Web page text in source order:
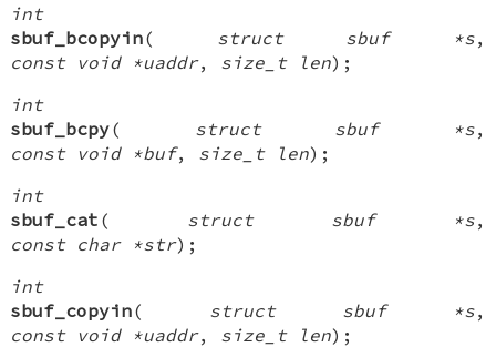
int
sbuf_bcopyin( struct sbuf *s,
const void *uaddr, size_t len);
int
sbuf_bcpy( struct sbuf *s,
const void *buf, size_t len);
int
sbuf_cat ( struct sbuf *s,
const char *str);
int
sbuf_copyin( struct sbuf *s,
const void *uaddr, size_t len);